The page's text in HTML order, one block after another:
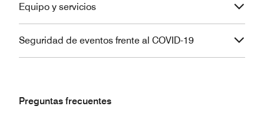
Equipo y servicios
Seguridad de eventos frente al COVID-19
Preguntas frecuentes